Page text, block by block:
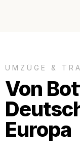
UMZÜGE &
Von
Europa